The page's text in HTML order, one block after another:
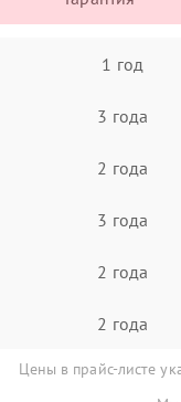
1 год
3 года
2 года
3 года
2 года
2 года
Цены в прайс-листе